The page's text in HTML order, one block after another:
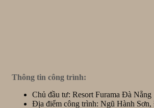
Thông tin công trình:
Chủ đầu tư: Resort Furama Đà Nẵng
Địa điểm công trình: Ngũ Hành